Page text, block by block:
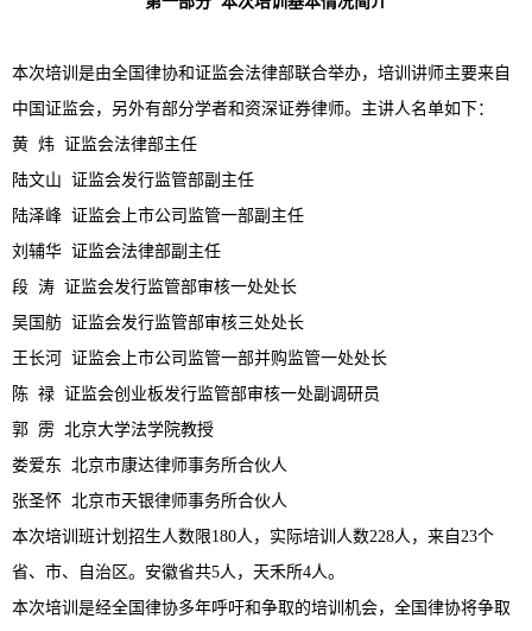
本次培训是由全国律协和证监会法律部联合举办，培训讲师主要来自
中国证监会，另外有部分学者和资深证券律师。主讲人名单如下：
黄 炜 证监会法律部主任
陆文山 证监会发行监管部副主任
陆泽峰 证监会上市公司监管一部副主任
刘辅华 证监会法律部副主任
段 涛 证监会发行监管部审核一处处长
吴国舫 证监会发行监管部审核三处处长
王长河 证监会上市公司监管一部并购监管一处处长
陈 禄 证监会创业板发行监管部审核一处副调研员
郭 雳 北京大学法学院教授
娄爱东 北京市康达律师事务所合伙人
张圣怀 北京市天银律师事务所合伙人
本次培训班计划招生人数限180人，实际培训人数228人，来自23个
省、市、自治区。安徽省共5人，天禾所4人。
本次培训是经全国律协多年呼吁和争取的培训机会，全国律协将争取